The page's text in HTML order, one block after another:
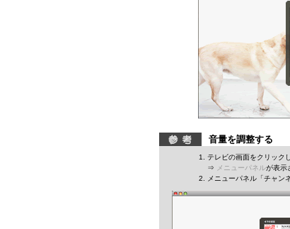
音量を調整する
テレビの画面をクリック
⇒
メニューパネルが表示
メニューパネル「チャン